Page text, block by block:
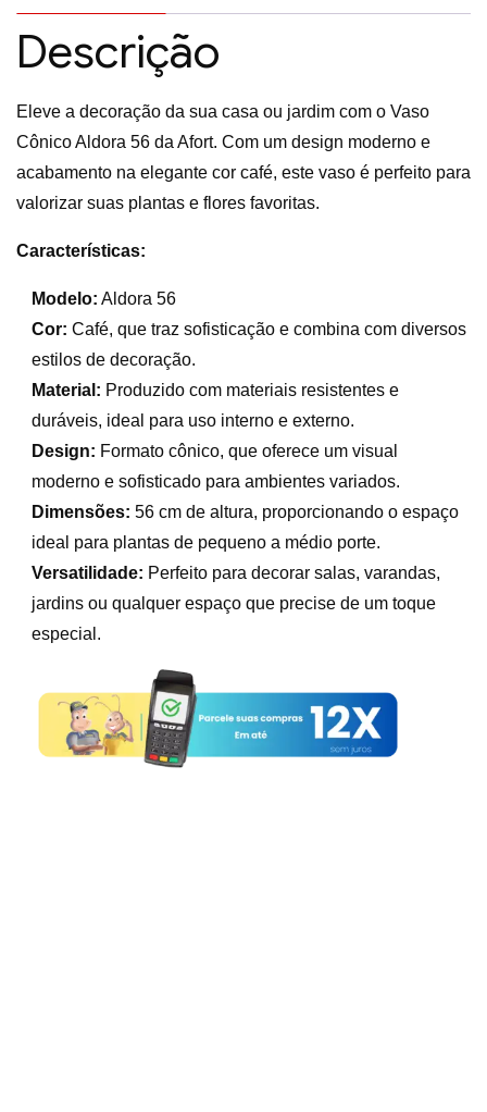
Descrição
Eleve a decoração da sua casa ou jardim com o Vaso
Cônico Aldora 56 da Afort. Com um design moderno e
acabamento na elegante cor café, este vaso é perfeito para
valorizar suas plantas e flores favoritas.
Características:
Modelo: Aldora 56
Cor: Café, que traz sofisticação e combina com diversos
estilos de decoração.
Material: Produzido com materiais resistentes e
duráveis, ideal para uso interno e externo.
Design: Formato cônico, que oferece um visual
moderno e sofisticado para ambientes variados.
Dimensões: 56 cm de altura, proporcionando o espaço
ideal para plantas de pequeno a médio porte.
Versatilidade: Perfeito para decorar salas, varandas,
jardins ou qualquer espaço que precise de um toque
especial.